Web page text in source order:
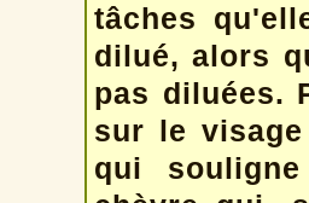
tâches
dilué, alors
pas diluées.
sur le
qui